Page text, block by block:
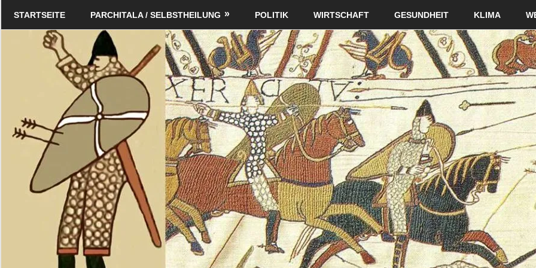
Schildverlag
STARTSEITE PARCHITALA / SELBSTHEILUNG POLITIK WIRTSCHAFT GESUNDHEIT KLIMA